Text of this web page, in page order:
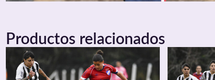
Productos relacionados